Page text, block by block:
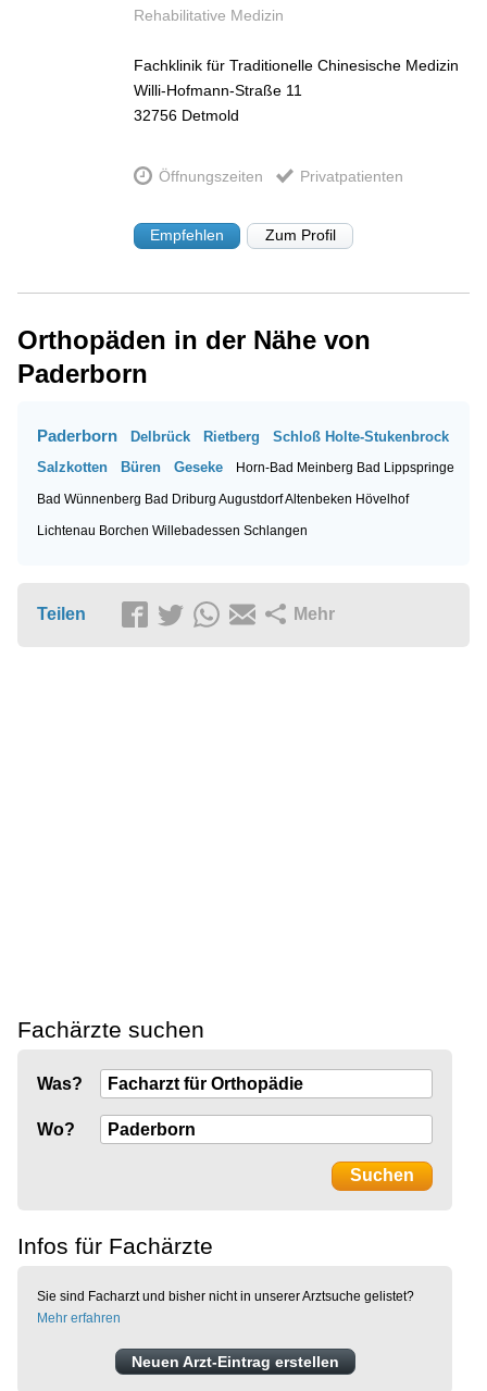
Rehabilitative Medizin
Fachklinik für Traditionelle Chinesische Medizin
Willi-Hofmann-Straße 11
32756 Detmold
Öffnungszeiten Privatpatienten
Empfehlen Zum Profil
Orthopäden in der Nähe von
Paderborn
Paderborn Delbrück Rietberg
Schloß Holte-Stukenbrock
Salzkotten
Büren Geseke Horn-Bad Meinberg Bad Lippspringe
Bad Wünnenberg Bad Driburg AugustdorfAltenbeken Hövelhof
Lichtenau Borchen Willebadessen Schlangen
Teilen Mehr
Fachärzte suchen
Was?
Wo?
Infos für Fachärzte
Sie sind Facharzt und bisher nicht in unserer Arztsuche gelistet?
Mehr erfahren
Neuen Arzt-Eintrag erstellen